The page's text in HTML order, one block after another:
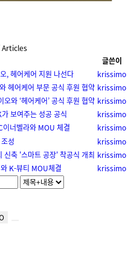
글쓴이
, 헤어케어 지원 나선다 krissimo
헤어케어 부문 공식 후원 협약 krissimo
와 ‘헤어케어’ 공식 후원 협약 krissimo
보여주는 성공 공식 krissimo
너벨라와 MOU 체결 krissimo
성 krissimo
신축 '스마트 공장' 착공식 개최 krissimo
K-뷰티 MOU체결 krissimo